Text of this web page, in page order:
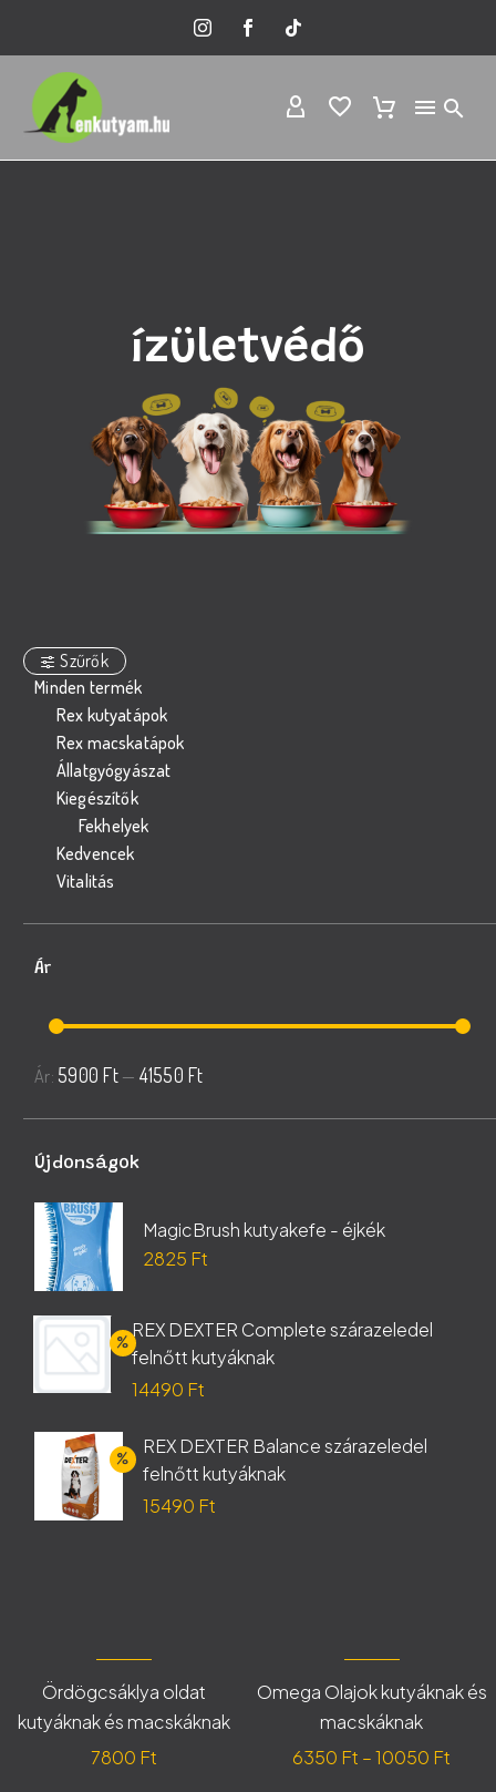
ízületvédő
Szűrők
Minden termék
Rex kutyatápok
Rex macskatápok
Állatgyógyászat
Kiegészítők
Fekhelyek
Kedvencek
Vitalitás
Ár
Min
Max
Ár: 5900 Ft— 41550 Ft
Újdonságok
MagicBrush kutyakefe - éjkék
2825 Ft
REX DEXTER Complete szárazeledel
felnőtt kutyáknak
Original
was:
17050 Ft.
14490 Ft
price
REX DEXTER Balance szárazeledel
felnőtt kutyáknak
Original
15490 Ft
Ördögcsáklya oldat
kutyáknak és macskáknak
7800 Ft
Omega Olajok kutyáknak és
macskáknak
6350 Ft – 10050 Ft